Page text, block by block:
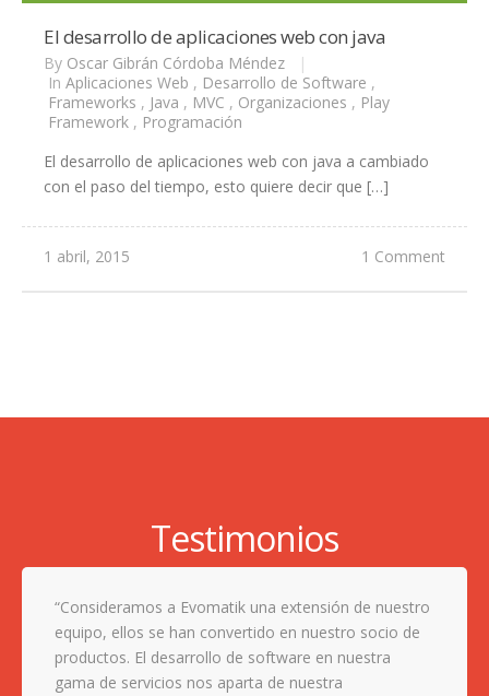
El desarrollo de aplicaciones web con java
By Oscar Gibrán Córdoba Méndez
|
In Aplicaciones Web , Desarrollo de Software ,
Frameworks , Java , MVC , Organizaciones , Play
Framework , Programación
El desarrollo de aplicaciones web con java a cambiado
con el paso del tiempo, esto quiere decir que […]
1 abril, 2015 1 Comment
Testimonios
Consideramos a Evomatik una extensión de nuestro
equipo, ellos se han convertido en nuestro socio de
productos. El desarrollo de software en nuestra
gama de servicios nos aparta de nuestra